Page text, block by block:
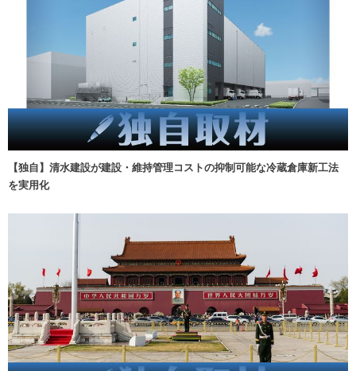
【独自】清水建設が建設・維持管理コストの抑制可能な冷蔵倉庫新工法
を実用化